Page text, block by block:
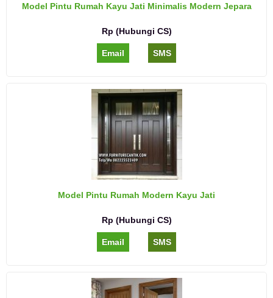
Model Pintu Rumah Kayu Jati Minimalis Modern Jepara
Rp (Hubungi CS)
Email SMS
Model Pintu Rumah Modern Kayu Jati
Rp (Hubungi CS)
Email SMS